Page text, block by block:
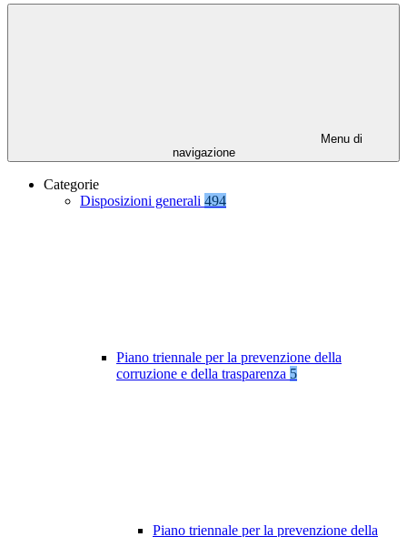
Menu di
navigazione
Categorie
Disposizioni generali 494
Piano triennale per la prevenzione della
corruzione e della trasparenza 5
Piano triennale per la prevenzione della